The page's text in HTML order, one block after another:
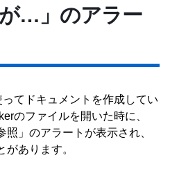
…」のアラー
てドキュメントを作成してい
のファイルを開いた時に、
照」のアラートが表示され、
があります。